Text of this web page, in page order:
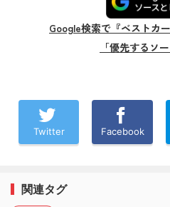
Google検索で『ベストカ
「優先するソ
Twitter Facebook
関連タグ